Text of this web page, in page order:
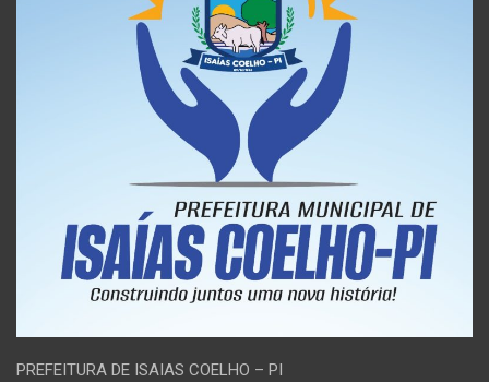
PREFEITURA DE ISAIAS COELHO – PI